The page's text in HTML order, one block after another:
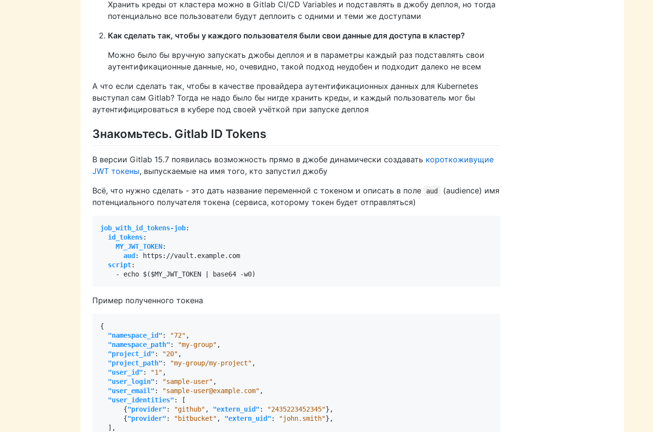
Хранить креды от кластера можно в Gitlab CI/CD Variables и подставлять в джобу деплоя, но тогда
потенциально все пользователи будут деплоить с одними и теми же доступами
Как сделать так, чтобы у каждого пользователя были свои данные для доступа в кластер?
Можно было бы вручную запускать джобы деплоя и в параметры каждый раз подставлять свои
аутентификационные данные, но, очевидно, такой подход неудобен и подходит далеко не всем
А что если сделать так, чтобы в качестве провайдера аутентификационных данных для Kubernetes
выступал сам Gitlab? Тогда не надо было бы нигде хранить креды, и каждый пользователь мог бы
аутентифицироваться в кубере под своей учёткой при запуске деплоя
Знакомьтесь. Gitlab ID Tokens
В версии Gitlab 15.7 появилась возможность прямо в джобе динамически создавать короткоживущие
JWT токены, выпускаемые на имя того, кто запустил джобу
Всё, что нужно сделать - это дать название переменной с токеном и описать в поле
aud
(audience) имя
потенциального получателя токена (сервиса, которому токен будет отправляться)
job_with_id_tokens-job:
id_tokens:
MY_JWT_TOKEN:
aud:
https://vault.example.com
script:
- echo $($MY_JWT_TOKEN | base64 -w0)
Пример полученного токена
{
"namespace_id" : "72" ,
"namespace_path" : "my-group" ,
"project_id" : "20" ,
"project_path" : "my-group/my-project" ,
"user_id" : "1" ,
"user_login" : "sample-user" ,
"user_email" : "sample-user@example.com" ,
"user_identities" :
[
{"provider" : "github" , "extern_uid" : "2435223452345"},
{"provider" : "bitbucket" , "extern_uid" : "john.smith"},
],